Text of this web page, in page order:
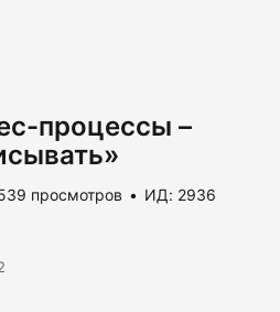
процессы –
просмотров ИД: 2936